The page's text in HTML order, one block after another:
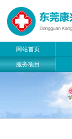
网站首页
服务项目